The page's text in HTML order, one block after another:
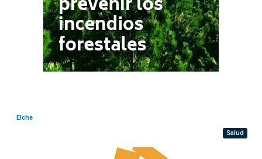
Elche
Salud